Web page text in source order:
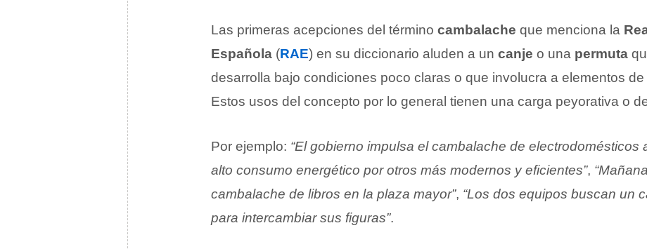
Las primeras acepciones del término cambalache que menciona la
Española (RAE) en su diccionario aluden a un canje o una permuta
desarrolla bajo condiciones poco claras o que involucra a elementos
Estos usos del concepto por lo general tienen una carga peyorativa o
Por ejemplo: “El gobierno impulsa el cambalache de electrodomésticos
alto consumo energético por otros más modernos y eficientes”,
cambalache de libros en la plaza mayor”, “Los dos equipos buscan un
para intercambiar sus figuras”.